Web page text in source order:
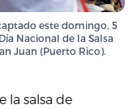
este domingo, 5
Nacional de la Salsa
Juan (Puerto Rico).
la salsa de